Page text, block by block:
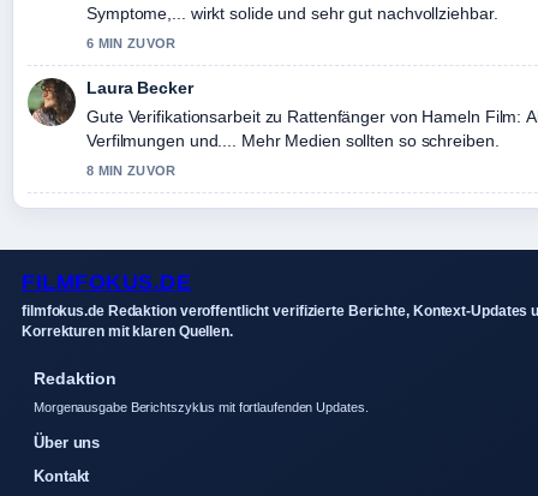
Symptome,... wirkt solide und sehr gut nachvollziehbar.
6 MIN ZUVOR
Laura Becker
Gute Verifikationsarbeit zu Rattenfänger von Hameln Film:
Verfilmungen und.... Mehr Medien sollten so schreiben.
8 MIN ZUVOR
FILMFOKUS.DE
filmfokus.de Redaktion veroffentlicht verifizierte Berichte, Kontext-Updates
Korrekturen mit klaren Quellen.
Redaktion
Morgenausgabe Berichtszyklus mit fortlaufenden Updates.
Über uns
Kontakt